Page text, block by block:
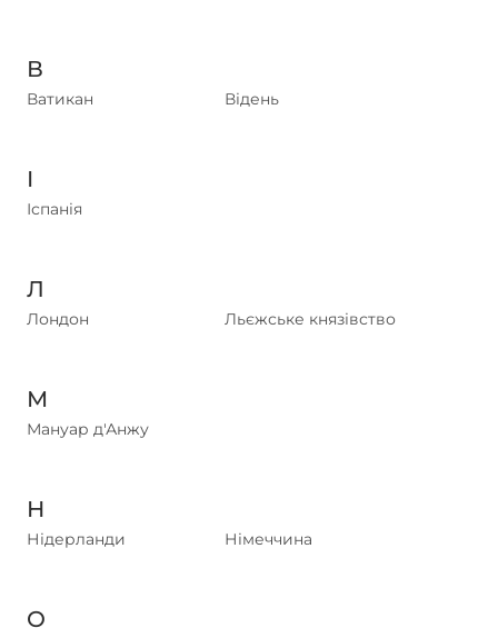
В
Ватикан Відень
І
Іспанія
Л
Лондон Льєжське князівство
М
Мануар д'Анжу
Н
Нідерланди Німеччина
О